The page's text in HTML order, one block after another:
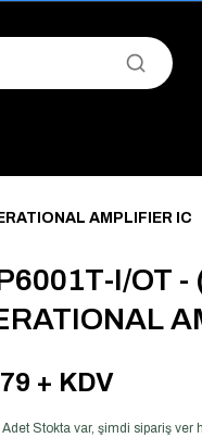
Teslim."
Kaçırmayın!"
AMPLIFIER IC
I/OT
+ KDV
Stokta var, şimdi sipariş ver